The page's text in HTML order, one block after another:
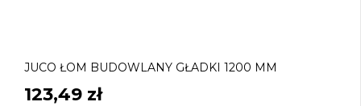
JUCO ŁOM BUDOWLANY GŁADKI 1200 MM
123,49 zł